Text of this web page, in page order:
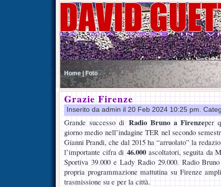
Home | Foto
Grazie Firenze
Inserito da admin il 20 Feb 2024 10:25 pm.
Grande successo di Radio Bruno a Firenzeper
giorno medio nell’indagine TER nel secondo
Gianni Prandi, che dal 2015 ha “arruolato” la
l’importante cifra di 46.000ascoltatori, seguita da
Sportiva 39.000 e Lady Radio 29.000. Radio
propria programmazione mattutina su Firenze
trasmissione su e per la città.